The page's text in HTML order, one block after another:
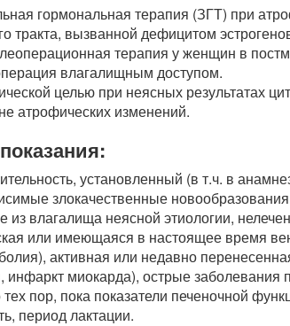
гормональная терапия (ЗГТ) при
тракта, вызванной дефицитом
терапия у женщин в
влагалищным доступом.
целью при неясных результатах
атрофических изменений.
установленный (в т.ч. в
злокачественные
из влагалища неясной этиологии,
или имеющаяся в настоящее время
активная или недавно
инфаркт миокарда), острые заболевания
пор, пока показатели печеночной
период лактации.